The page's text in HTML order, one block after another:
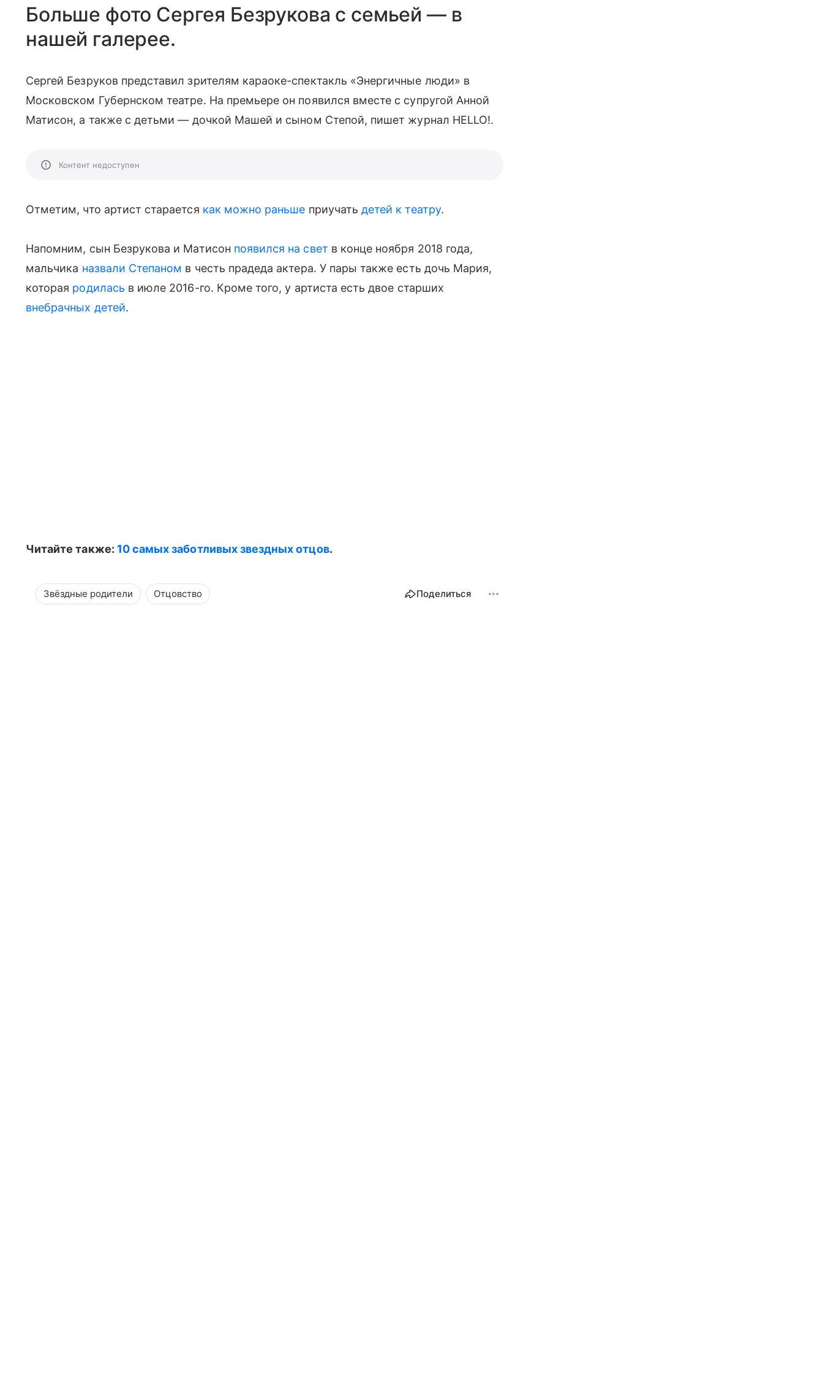
Больше фото Сергея Безрукова с семьей — в
нашей галерее.
Сергей Безруков представил зрителям караоке-спектакль «Энергичные люди» в
Московском Губернском театре. На премьере он появился вместе с супругой Анной
Матисон, а также с детьми — дочкой Машей и сыном Степой, пишет журнал HELLO!.
Контент недоступен
Отметим, что артист старается как можно раньше приучатьдетей к театру.
Напомним, сын Безрукова и Матисон появился на свет в конце ноября 2018 года,
мальчика назвали Степаном в честь прадеда актера. У пары также есть дочь Мария,
которая родилась в июле 2016-го. Кроме того, у артиста есть двое старших
внебрачных детей.
Читайте также: 10 самых заботливых звездных отцов.
Звёздные родители Отцовство Поделиться